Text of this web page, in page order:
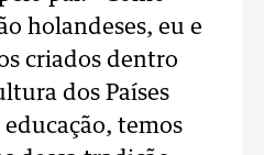
holandeses, eu e
criados dentro
dos Países
educação, temos